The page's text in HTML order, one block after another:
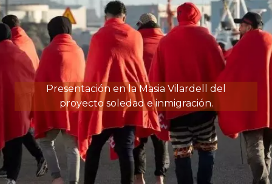
Presentación en la Masia Vilardell del
proyecto soledad e inmigración.